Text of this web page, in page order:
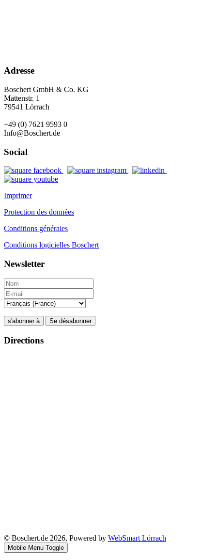
Adresse
Boschert GmbH & Co. KG
Mattenstr. 1
79541 Lörrach
+49 (0) 7621 9593 0
Info@Boschert.de
Social
Imprimer
Protection des données
Conditions générales
Conditions logicielles Boschert
Newsletter
s'abonner à Se désabonner
Directions
© Boschert.de 2026, Powered by WebSmart Lörrach
Mobile Menu Toggle